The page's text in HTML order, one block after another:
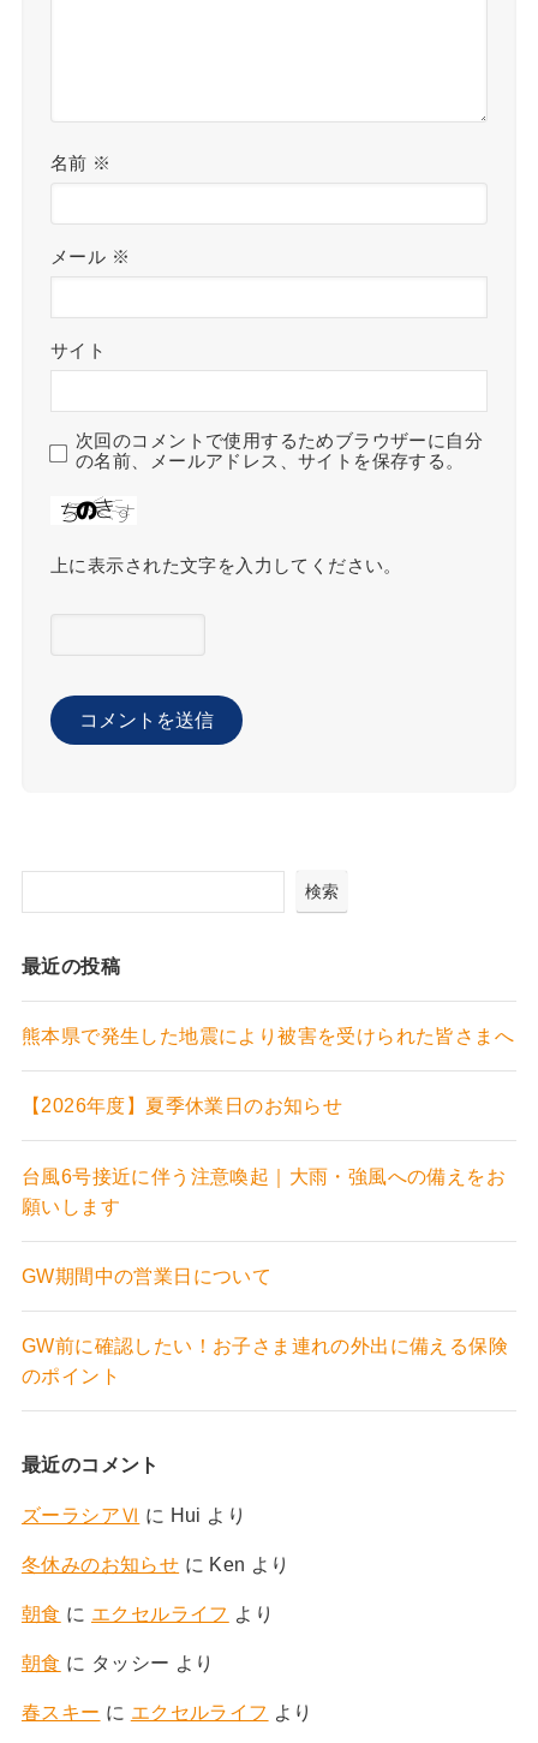
名前 ※
メール ※
サイト
次回のコメントで使用するためブラウザーに自分
の名前、メールアドレス、サイトを保存する。
上に表示された文字を入力してください。
検索
最近の投稿
熊本県で発生した地震により被害を受けられた皆さまへ
【2026年度】夏季休業日のお知らせ
台風6号接近に伴う注意喚起｜大雨・強風への備えをお
願いします
GW期間中の営業日について
GW前に確認したい！お子さま連れの外出に備える保険
のポイント
最近のコメント
ズーラシアⅥ に Hui より
冬休みのお知らせ に Ken より
朝食 に エクセルライフ より
朝食 に タッシー より
春スキー に エクセルライフ より